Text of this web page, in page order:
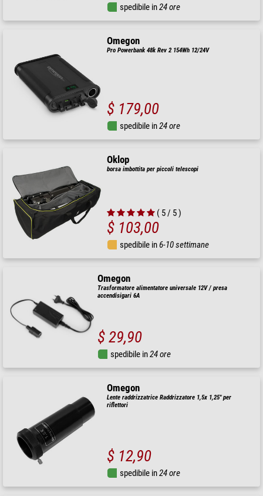
spedibile in24 ore
Omegon
Pro Powerbank 48k Rev 2 154Wh 12/24V
$ 179,00
spedibile in24 ore
Oklop
borsa imbottita per piccoli telescopi
( 5 / 5 )
$ 103,00
spedibile in6-10 settimane
Omegon
Trasformatore alimentatore universale 12V / presa
accendisigari 6A
$ 29,90
spedibile in24 ore
Omegon
Lente raddrizzatrice Raddrizzatore 1,5x 1,25" per
riflettori
$ 12,90
spedibile in24 ore